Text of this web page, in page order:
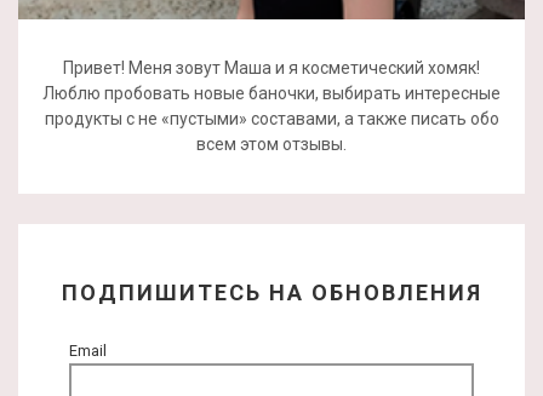
Привет! Меня зовут Маша и я косметический хомяк!
Люблю пробовать новые баночки, выбирать интересные
продукты с не «пустыми» составами, а также писать обо
всем этом отзывы.
ПОДПИШИТЕСЬ НА ОБНОВЛЕНИЯ
Email